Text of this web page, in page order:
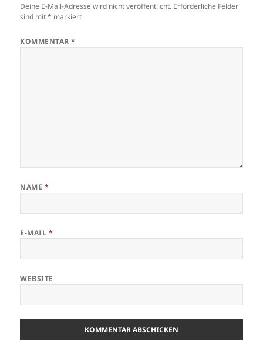
Deine E-Mail-Adresse wird nicht veröffentlicht. Erforderliche Felder
sind mit* markiert
KOMMENTAR*
NAME *
E-MAIL *
WEBSITE